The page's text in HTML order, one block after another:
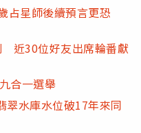
占星師後續預言更恐
近30位好友出席輪番獻
合一選舉
水庫水位破17年來同